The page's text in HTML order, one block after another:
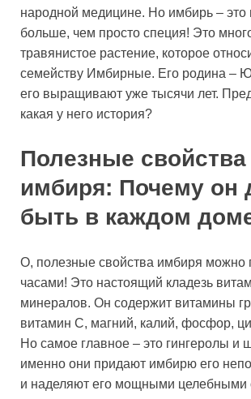
народной медицине. Но имбирь – это
больше, чем просто специя! Это
травянистое растение, которое
семейству Имбирные. Его родина –
его выращивают уже тысячи лет.
какая у него история?
Полезные свойства
имбиря: Почему он
быть в каждом
О, полезные свойства имбиря можно
часами! Это настоящий кладезь
минералов. Он содержит витамины
витамин C, магний, калий, фосфор,
Но самое главное – это гингеролы и
именно они придают имбирю его
и наделяют его мощными целебными